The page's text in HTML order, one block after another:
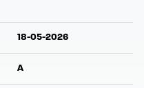
18-05-2026
A